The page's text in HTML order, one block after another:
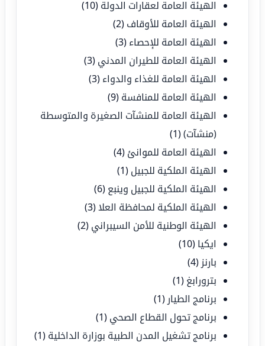
الهيئة العامة لعقارات الدولة (10)
الهيئة العامة للأوقاف (2)
الهيئة العامة للإحصاء (3)
الهيئة العامة للطيران المدني (3)
الهيئة العامة للغذاء والدواء (3)
الهيئة العامة للمنافسة (9)
الهيئة العامة للمنشآت الصغيرة والمتوسطة
(منشآت)(1)
الهيئة العامة للموانئ (4)
الهيئة الملكية للجبيل (1)
الهيئة الملكية للجبيل وينبع (6)
الهيئة الملكية لمحافظة العلا(3)
الهيئة الوطنية للأمن السيبراني (2)
ايكيا (10)
بارنز (4)
بترورابغ (1)
برنامج الطيار (1)
برنامج تحول القطاع الصحي (1)
برنامج تشغيل المدن الطبية بوزارة الداخلية (1)